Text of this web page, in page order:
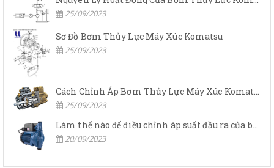
25/09/2023
Sơ Đồ Bơm Thủy Lực Máy Xúc Komatsu
25/09/2023
25/09/2023
20/09/2023